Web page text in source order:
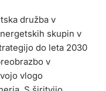
družba v
skupin v
do leta 2030
v
vlogo